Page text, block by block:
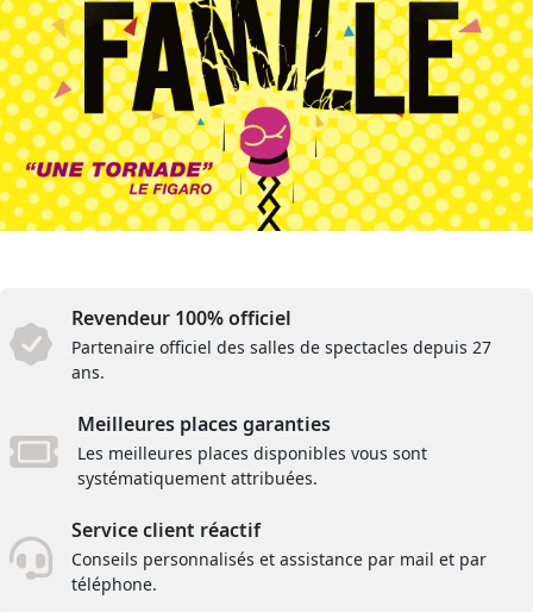
Revendeur 100% officiel
Partenaire officiel des salles de spectacles depuis 27
ans.
Meilleures places garanties
Les meilleures places disponibles vous sont
systématiquement attribuées.
Service client réactif
Conseils personnalisés et assistance par mail et par
téléphone.